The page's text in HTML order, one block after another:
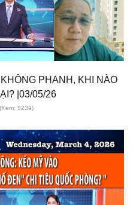
PHANH, KHI NÀO
|03/05/26
(Xem: 5239)